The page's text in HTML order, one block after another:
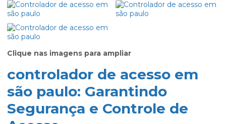
Clique nas imagens para ampliar
controlador de acesso em
são paulo: Garantindo
Segurança e Controle de